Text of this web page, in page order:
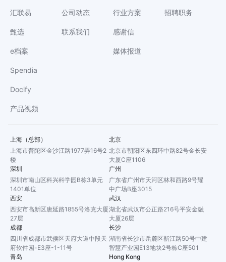
汇联易
甄选
e档案
Spendia
Docify
产品视频
公司动态
联系我们
行业方案
感谢信
媒体报道
招聘职务
上海（总部）
上海市普陀区金沙江路1977弄16号2
楼
北京
北京市朝阳区东四环中路82号金长安
大厦C座1106
深圳
深圳市南山区科兴科学园B栋3单元
1401单位
广州
广东省广州市天河区林和西路9号耀
中广场B座3015
西安
西安市高新区唐延路1855号洛克大厦
27层
武汉
湖北省武汉市公正路216号平安金融
大厦26层
成都
四川省成都市武侯区天府大道中段天
府软件园-E3座-1-11号
长沙
湖南省长沙市岳麓区靳江路50号中建
智慧产业园E13地块2号栋C座501
青岛
Hong Kong